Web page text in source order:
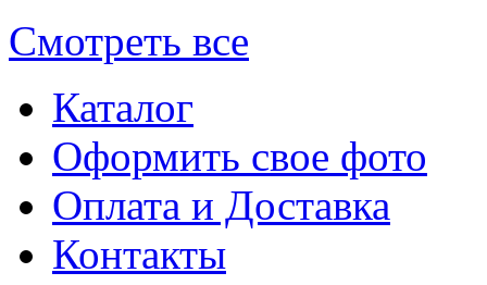
Смотреть все
Каталог
Оформить свое фото
Оплата и Доставка
Контакты